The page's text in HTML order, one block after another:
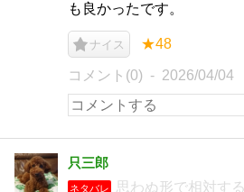
も良かったです。
ナイス ★48
コメント(0) 2026/04/04
只三郎
ネタバレ 思わぬ形で相対す